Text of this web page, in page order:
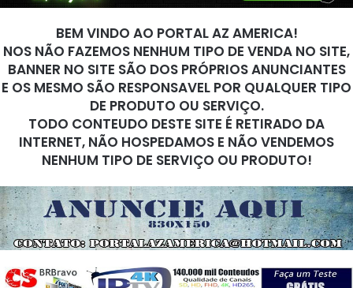
BEM VINDO AO PORTAL AZ AMERICA!
NOS NÃO FAZEMOS NENHUM TIPO DE VENDA NO SITE,
BANNER NO SITE SÃO DOS PRÓPRIOS ANUNCIANTES
E OS MESMO SÃO RESPONSAVEL POR QUALQUER TIPO
DE PRODUTO OU SERVIÇO.
TODO CONTEUDO DESTE SITE É RETIRADO DA
INTERNET, NÃO HOSPEDAMOS E NÃO VENDEMOS
NENHUM TIPO DE SERVIÇO OU PRODUTO!